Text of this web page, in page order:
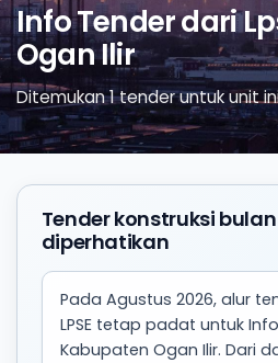
Info Tender dari
Ogan Ilir
Ditemukan 1 tender untuk unit
Tender konstruksi
diperhatikan
Pada Agustus 2026, alur
LPSE tetap padat untuk
Kabupaten Ogan Ilir. Dari